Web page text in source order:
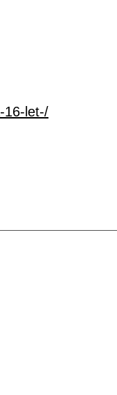
16-let-/